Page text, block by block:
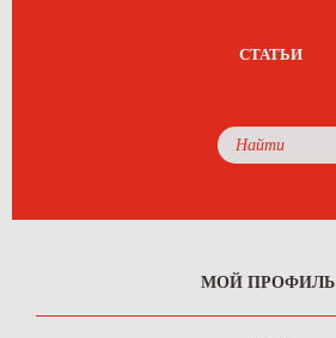
СТАТЬИ
МОЙ ПРОФИЛЬ